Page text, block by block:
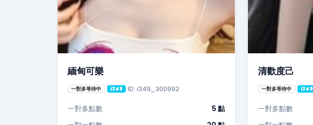
緬甸可樂
一對多等待中 i349 ID: i349_300992
一對多點數
5 點
清歡度己
一對多等待中 i349
一對多點數